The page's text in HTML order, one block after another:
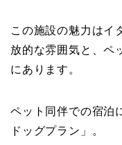
この施設の魅力はイ
放的な雰囲気と、ペ
にあります。
ペット同伴での宿泊
ドッグプラン」。